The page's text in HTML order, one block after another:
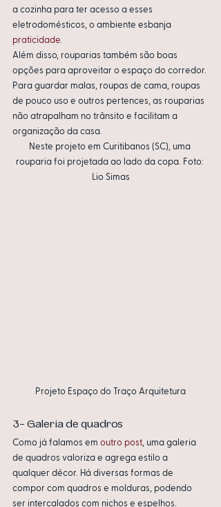
a cozinha para ter acesso a esses
eletrodomésticos, o ambiente esbanja
praticidade.
Além disso, rouparias também são boas
opções para aproveitar o espaço do corredor.
Para guardar malas, roupas de cama, roupas
de pouco uso e outros pertences, as rouparias
não atrapalham no trânsito e facilitam a
organização da casa.
Neste projeto em Curitibanos (SC), uma
rouparia foi projetada ao lado da copa. Foto:
Lio Simas
Projeto Espaço do Traço Arquitetura
3- Galeria de quadros
Como já falamos em outro post, uma galeria
de quadros valoriza e agrega estilo a
qualquer décor. Há diversas formas de
compor com quadros e molduras, podendo
ser intercalados com nichos e espelhos.